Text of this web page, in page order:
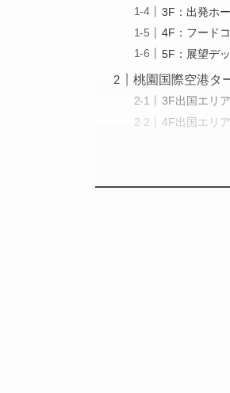
3F：出発ホ
4F：フード
5F：展望デ
桃園国際空港タ
3F出国エリ
4F出国エリ